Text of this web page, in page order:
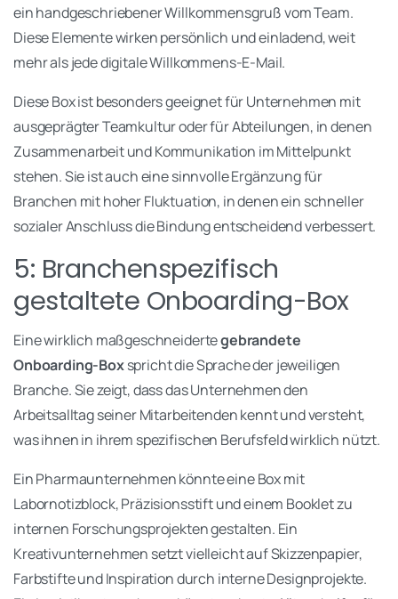
ein handgeschriebener Willkommensgruß vom Team.
Diese Elemente wirken persönlich und einladend, weit
mehr als jede digitale Willkommens-E-Mail.
Diese Box ist besonders geeignet für Unternehmen mit
ausgeprägter Teamkultur oder für Abteilungen, in denen
Zusammenarbeit und Kommunikation im Mittelpunkt
stehen. Sie ist auch eine sinnvolle Ergänzung für
Branchen mit hoher Fluktuation, in denen ein schneller
sozialer Anschluss die Bindung entscheidend verbessert.
5: Branchenspezifisch
gestaltete Onboarding-Box
Eine wirklich maßgeschneidertegebrandete
Onboarding-Boxspricht die Sprache der jeweiligen
Branche. Sie zeigt, dass das Unternehmen den
Arbeitsalltag seiner Mitarbeitenden kennt und versteht,
was ihnen in ihrem spezifischen Berufsfeld wirklich nützt.
Ein Pharmaunternehmen könnte eine Box mit
Labornotizblock, Präzisionsstift und einem Booklet zu
internen Forschungsprojekten gestalten. Ein
Kreativunternehmen setzt vielleicht auf Skizzenpapier,
Farbstifte und Inspiration durch interne Designprojekte.